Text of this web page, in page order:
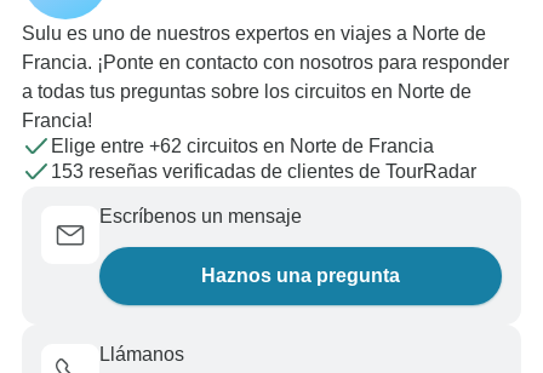
Sulu es uno de nuestros expertos en viajes a Norte de
Francia. ¡Ponte en contacto con nosotros para responder
a todas tus preguntas sobre los circuitos en Norte de
Francia!
Elige entre +62 circuitos en Norte de Francia
153 reseñas verificadas de clientes de TourRadar
Escríbenos un mensaje
Haznos una pregunta
Llámanos